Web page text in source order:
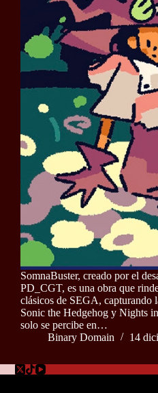
SomnaBuster, creado por el
PD_CGT, es una obra que
clásicos de SEGA, capturando
Sonic the Hedgehog y Nights
solo se percibe en…
Binary Domain
14